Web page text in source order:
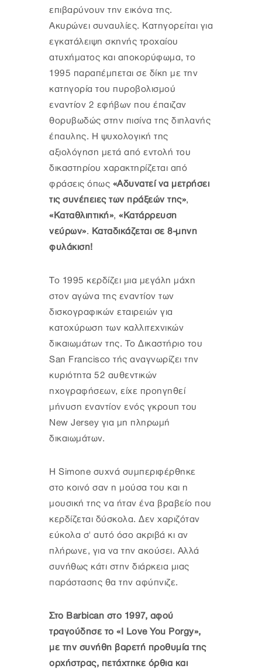
επιβαρύνουν την εικόνα της.
Ακυρώνει συναυλίες. Κατηγορείται για
εγκατάλειψη σκηνής τροχαίου
ατυχήματος και αποκορύφωμα, το
1995 παραπέμπεται σε δίκη με την
κατηγορία του πυροβολισμού
εναντίον 2 εφήβων που έπαιζαν
θορυβωδώς στην πισίνα της διπλανής
έπαυλης. Η ψυχολογική της
αξιολόγηση μετά από εντολή του
δικαστηρίου χαρακτηρίζεται από
φράσεις όπως «Αδυνατεί να μετρήσει
τις συνέπειες των πράξεών της»,
«Καταθλιπτική», «Κατάρρευση
νεύρων». Καταδικάζεται σε 8-μηνη
φυλάκιση!
Το 1995 κερδίζει μια μεγάλη μάχη
στον αγώνα της εναντίον των
δισκογραφικών εταιρειών για
κατοχύρωση των καλλιτεχνικών
δικαιωμάτων της. Το Δικαστήριο του
San Francisco τής αναγνωρίζει την
κυριότητα 52 αυθεντικών
ηχογραφήσεων, είχε προηγηθεί
μήνυση εναντίον ενός γκρουπ του
New Jersey για μη πληρωμή
δικαιωμάτων.
Η Simone συχνά συμπεριφέρθηκε
στο κοινό σαν η μούσα του και η
μουσική της να ήταν ένα βραβείο που
κερδίζεται δύσκολα. Δεν χαριζόταν
εύκολα σ' αυτό όσο ακριβά κι αν
πλήρωνε, για να την ακούσει. Αλλά
συνήθως κάτι στην διάρκεια μιας
παράστασης θα την αφύπνιζε.
Στο Barbican στο 1997, αφού
τραγούδησε το «I Love You Porgy»,
με την συνήθη βαρετή προθυμία της
ορχήστρας, πετάχτηκε όρθια και